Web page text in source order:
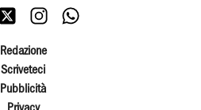
Redazione
Scriveteci
Pubblicità